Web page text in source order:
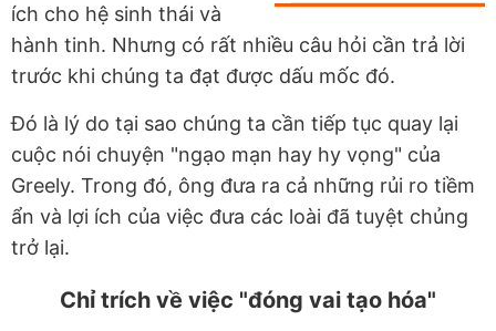
ích cho hệ sinh thái và
hành tinh. Nhưng có rất nhiều câu hỏi cần trả lời
trước khi chúng ta đạt được dấu mốc đó.
Đó là lý do tại sao chúng ta cần tiếp tục quay lại
cuộc nói chuyện "ngạo mạn hay hy vọng" của
Greely. Trong đó, ông đưa ra cả những rủi ro tiềm
ẩn và lợi ích của việc đưa các loài đã tuyệt chủng
trở lại.
Chỉ trích về việc "đóng vai tạo hóa"